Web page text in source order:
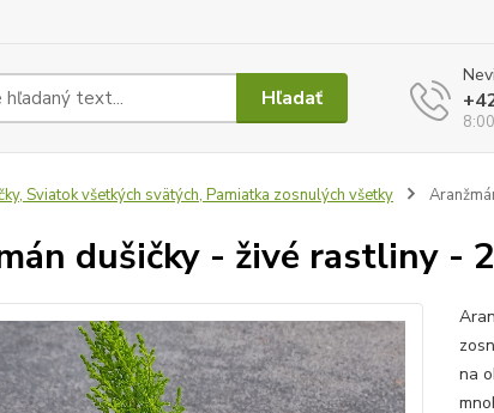
Hľadať
Sviatok všetkých svätých, Pamiatka zosnulých všetky
dušičky - živé rastliny -
na